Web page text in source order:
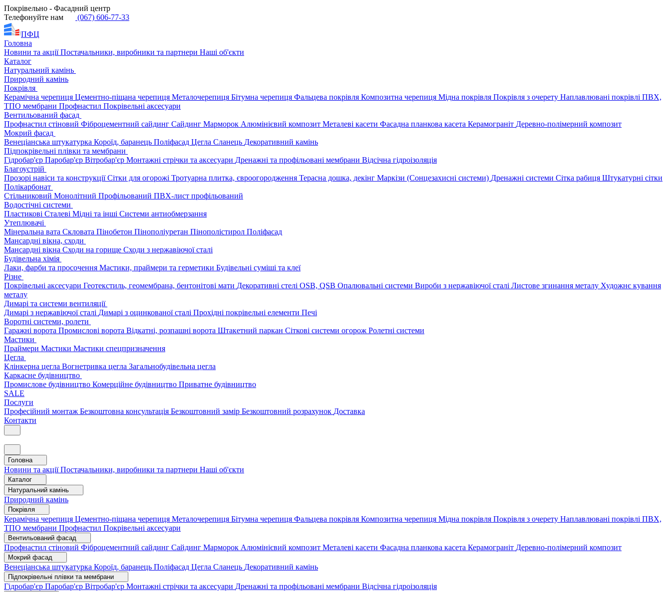
Покрівельно - Фасадний центр
Телефонуйте нам
(067) 606-77-33
ПФЦ
Головна
Новини та акціїПостачальники, виробники та партнери Наші об'єкти
Каталог
Натуральний камінь
Природний камінь
Покрівля
Керамічна черепиця Цементно-піщана черепиця Металочерепиця Бітумна черепиця Фальцева покрівля Композитна черепиця Мідна покрівля Покрівля з очерету Наплавлювані покрівлі ПВХ,
ТПО мембрани Профнастил Покрівельні аксесуари
Вентильований фасад
Профнастил стіновий Фіброцементний сайдинг Сайдинг Марморок Алюмінієвий композит Металеві касети Фасадна планкова касета Керамограніт Деревно-полімерний композит
Мокрий фасад
Венеціанська штукатурка Короїд, баранець Поліфасад Цегла Сланець Декоративний камінь
Підпокрівельні плівки та мембрани
Гідробар'єр Паробар'єр Вітробар'єр Монтажні стрічки та аксесуари Дренажні та профільовані мембрани Відсічна гідроізоляція
Благоустрій
Прозорі навіси та конструкціїСітки для огорожі Тротуарна плитка, євроогородження Терасна дошка, декінг Маркізи (Сонцезахисні системи) Дренажні системи Сітка рабиця Штукатурні сітки
Полікарбонат
Стільниковий Монолітний Профільований ПВХ-лист профільований
Водостічні системи
Пластикові Сталеві Мідні та інші Системи антиобмерзання
Утеплювачі
Мінеральна вата Скловата Пінобетон Пінополіуретан Пінополістирол Поліфасад
Мансардні вікна, сходи
Мансардні вікна Сходи на горище Сходи з нержавіючої сталі
Будівельна хімія
Лаки, фарби та просочення Мастики, праймери та герметики Будівельні суміші та клеї
Різне
Покрівельні аксесуари Геотекстиль, геомембрана, бентонітові мати Декоративні стелі OSB, QSB Опалювальні системи Вироби з нержавіючої сталі Листове згинання металу Художнє кування
металу
Димарі та системи вентиляції
Димарі з нержавіючої сталі Димарі з оцинкованої сталі Прохідні покрівельні елементи Печі
Воротні системи, ролети
Гаражні ворота Промислові ворота Відкатні, розпашні ворота Штакетний паркан Сіткові системи огорож Ролетні системи
Мастики
Праймери Мастики Мастики спецпризначення
Цегла
Клінкерна цегла Вогнетривка цегла Загальнобудівельна цегла
Каркасне будівництво
Промислове будівництво Комерційне будівництво Приватне будівництво
SALE
Послуги
Професійний монтаж Безкоштовна консультація Безкоштовний замір Безкоштовний розрахунок Доставка
Контакти
Головна
Новини та акціїПостачальники, виробники та партнери Наші об'єкти
Каталог
Натуральний камінь
Природний камінь
Покрівля
Керамічна черепиця Цементно-піщана черепиця Металочерепиця Бітумна черепиця Фальцева покрівля Композитна черепиця Мідна покрівля Покрівля з очерету Наплавлювані покрівлі ПВХ,
ТПО мембрани Профнастил Покрівельні аксесуари
Вентильований фасад
Профнастил стіновий Фіброцементний сайдинг Сайдинг Марморок Алюмінієвий композит Металеві касети Фасадна планкова касета Керамограніт Деревно-полімерний композит
Мокрий фасад
Венеціанська штукатурка Короїд, баранець Поліфасад Цегла Сланець Декоративний камінь
Підпокрівельні плівки та мембрани
Гідробар'єр Паробар'єр Вітробар'єр Монтажні стрічки та аксесуари Дренажні та профільовані мембрани Відсічна гідроізоляція